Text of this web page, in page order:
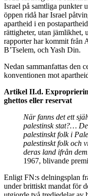
Israel på samtliga punkter
öppen ridå har Israel
apartheid i en
rättigheter, utan jämlikhet,
rapporter har kommit från
B’Tselem, och Yash Din.
Nedan sammanfattas den
konventionen mot
Artikel II.d.
ghettos eller reservat
När fanns det ett
palestinsk stat?…
palestinskt folk i
palestinskt folk och
deras land ifrån
1967, blivande
Enligt FN:s delningsplan
under brittiskt mandat för